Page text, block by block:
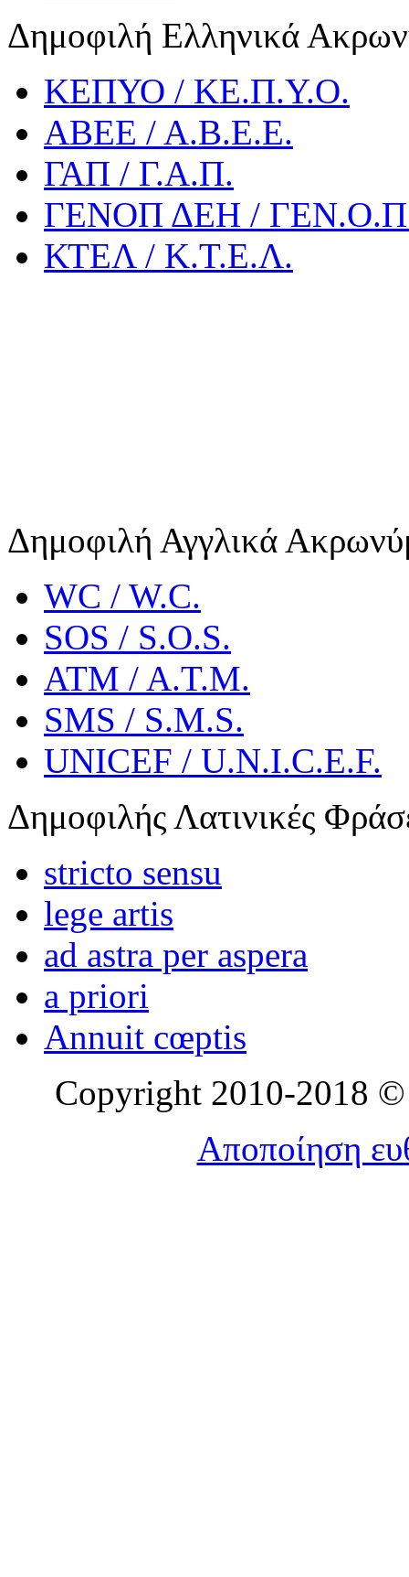
Δημοφιλή Ελληνικά
ΚΕΠΥΟ / ΚΕ.Π.Υ.Ο.
ΑΒΕΕ / Α.Β.Ε.Ε.
ΓΑΠ / Γ.Α.Π.
ΓΕΝΟΠ ΔΕΗ /
ΚΤΕΛ / Κ.Τ.Ε.Λ.
Δημοφιλή Αγγλικά
WC / W.C.
SOS / S.O.S.
ATM / A.T.M.
SMS / S.M.S.
UNICEF / U.N.I.C.E.F.
Δημοφιλής Λατινικές
stricto sensu
lege artis
ad astra per aspera
a priori
Annuit cœptis
Copyright 2010-2018
Αποποίηση